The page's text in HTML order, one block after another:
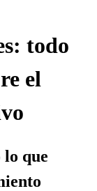
todo
el
lo que